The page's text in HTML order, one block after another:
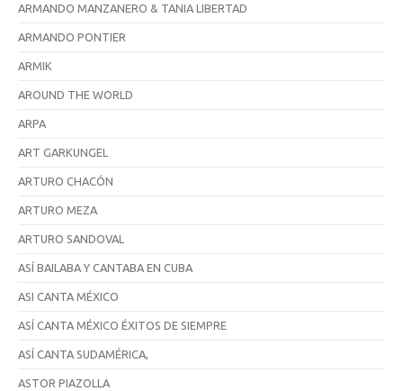
ARMANDO MANZANERO & TANIA LIBERTAD
ARMANDO PONTIER
ARMIK
AROUND THE WORLD
ARPA
ART GARKUNGEL
ARTURO CHACÓN
ARTURO MEZA
ARTURO SANDOVAL
ASÍ BAILABA Y CANTABA EN CUBA
ASI CANTA MÉXICO
ASÍ CANTA MÉXICO ÉXITOS DE SIEMPRE
ASÍ CANTA SUDAMÉRICA,
ASTOR PIAZOLLA